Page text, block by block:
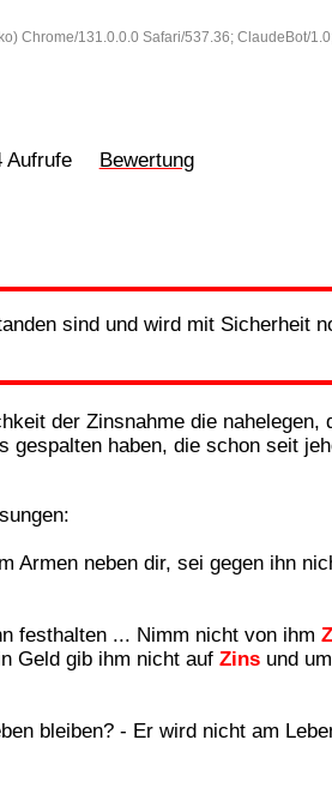
Chrome/131.0.0.0 Safari/537.36; ClaudeBot/
Aufrufe Bewertung
sind und wird mit Sicherheit
der Zinsnahme die nahelegen,
haben, die schon seit
Armen neben dir, sei gegen ihn
festhalten ... Nimm nicht von ihm
Geld gib ihm nicht aufZins und
bleiben? - Er wird nicht am